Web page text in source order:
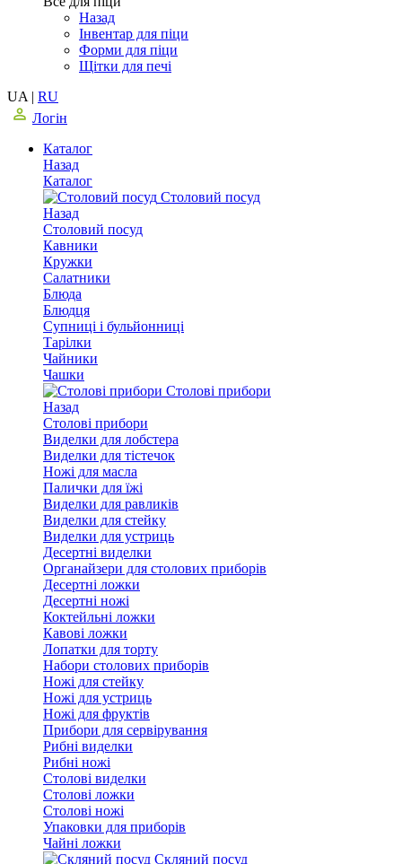
Назад
Інвентар для піци
Форми для піци
Щітки для печі
UA | RU
Логін
Каталог
Назад
Каталог
Столовий посуд
Назад
Столовий посуд
Кавники
Кружки
Салатники
Блюда
Блюдця
Супниці і бульйонниці
Тарілки
Чайники
Чашки
Столові прибори
Назад
Столові прибори
Виделки для лобстера
Виделки для тістечок
Ножі для масла
Палички для їжі
Виделки для равликів
Виделки для стейку
Виделки для устриць
Десертні виделки
Органайзери для столових приборів
Десертні ложки
Десертні ножі
Коктейльні ложки
Кавові ложки
Лопатки для торту
Набори столових приборів
Ножі для стейку
Ножі для устриць
Ножі для фруктів
Прибори для сервірування
Рибні виделки
Рибні ножі
Столові виделки
Столові ложки
Столові ножі
Упаковки для приборів
Чайні ложки
Скляний посуд